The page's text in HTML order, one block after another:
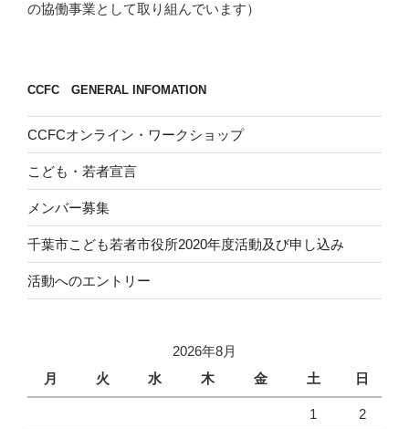
の協働事業として取り組んでいます）
CCFC GENERAL INFOMATION
CCFCオンライン・ワークショップ
こども・若者宣言
メンバー募集
千葉市こども若者市役所2020年度活動及び申し込み
活動へのエントリー
2026年8月
月
火 水 木 金 土 日
1 2